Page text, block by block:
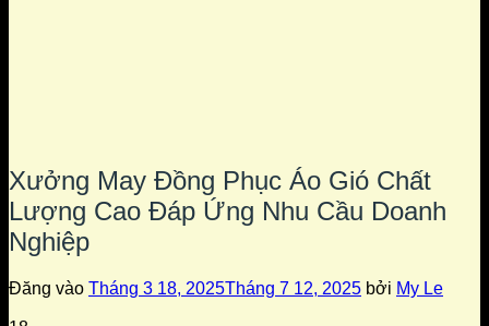
Xưởng May Đồng Phục Áo Gió Chất
Lượng Cao Đáp Ứng Nhu Cầu Doanh
Nghiệp
Đăng vào Tháng 3 18, 2025Tháng 7 12, 2025 bởi My Le